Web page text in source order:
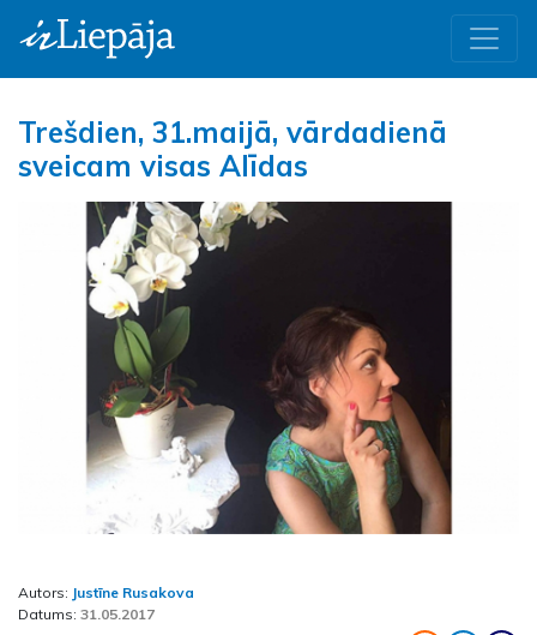
Trešdien, 31.maijā, vārdadienā
sveicam visas Alīdas
Autors: Justīne Rusakova
Datums: 31.05.2017